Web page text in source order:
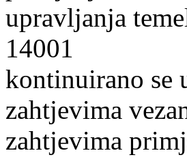
upravljanja
14001
kontinuirano se
zahtjevima
zahtjevima